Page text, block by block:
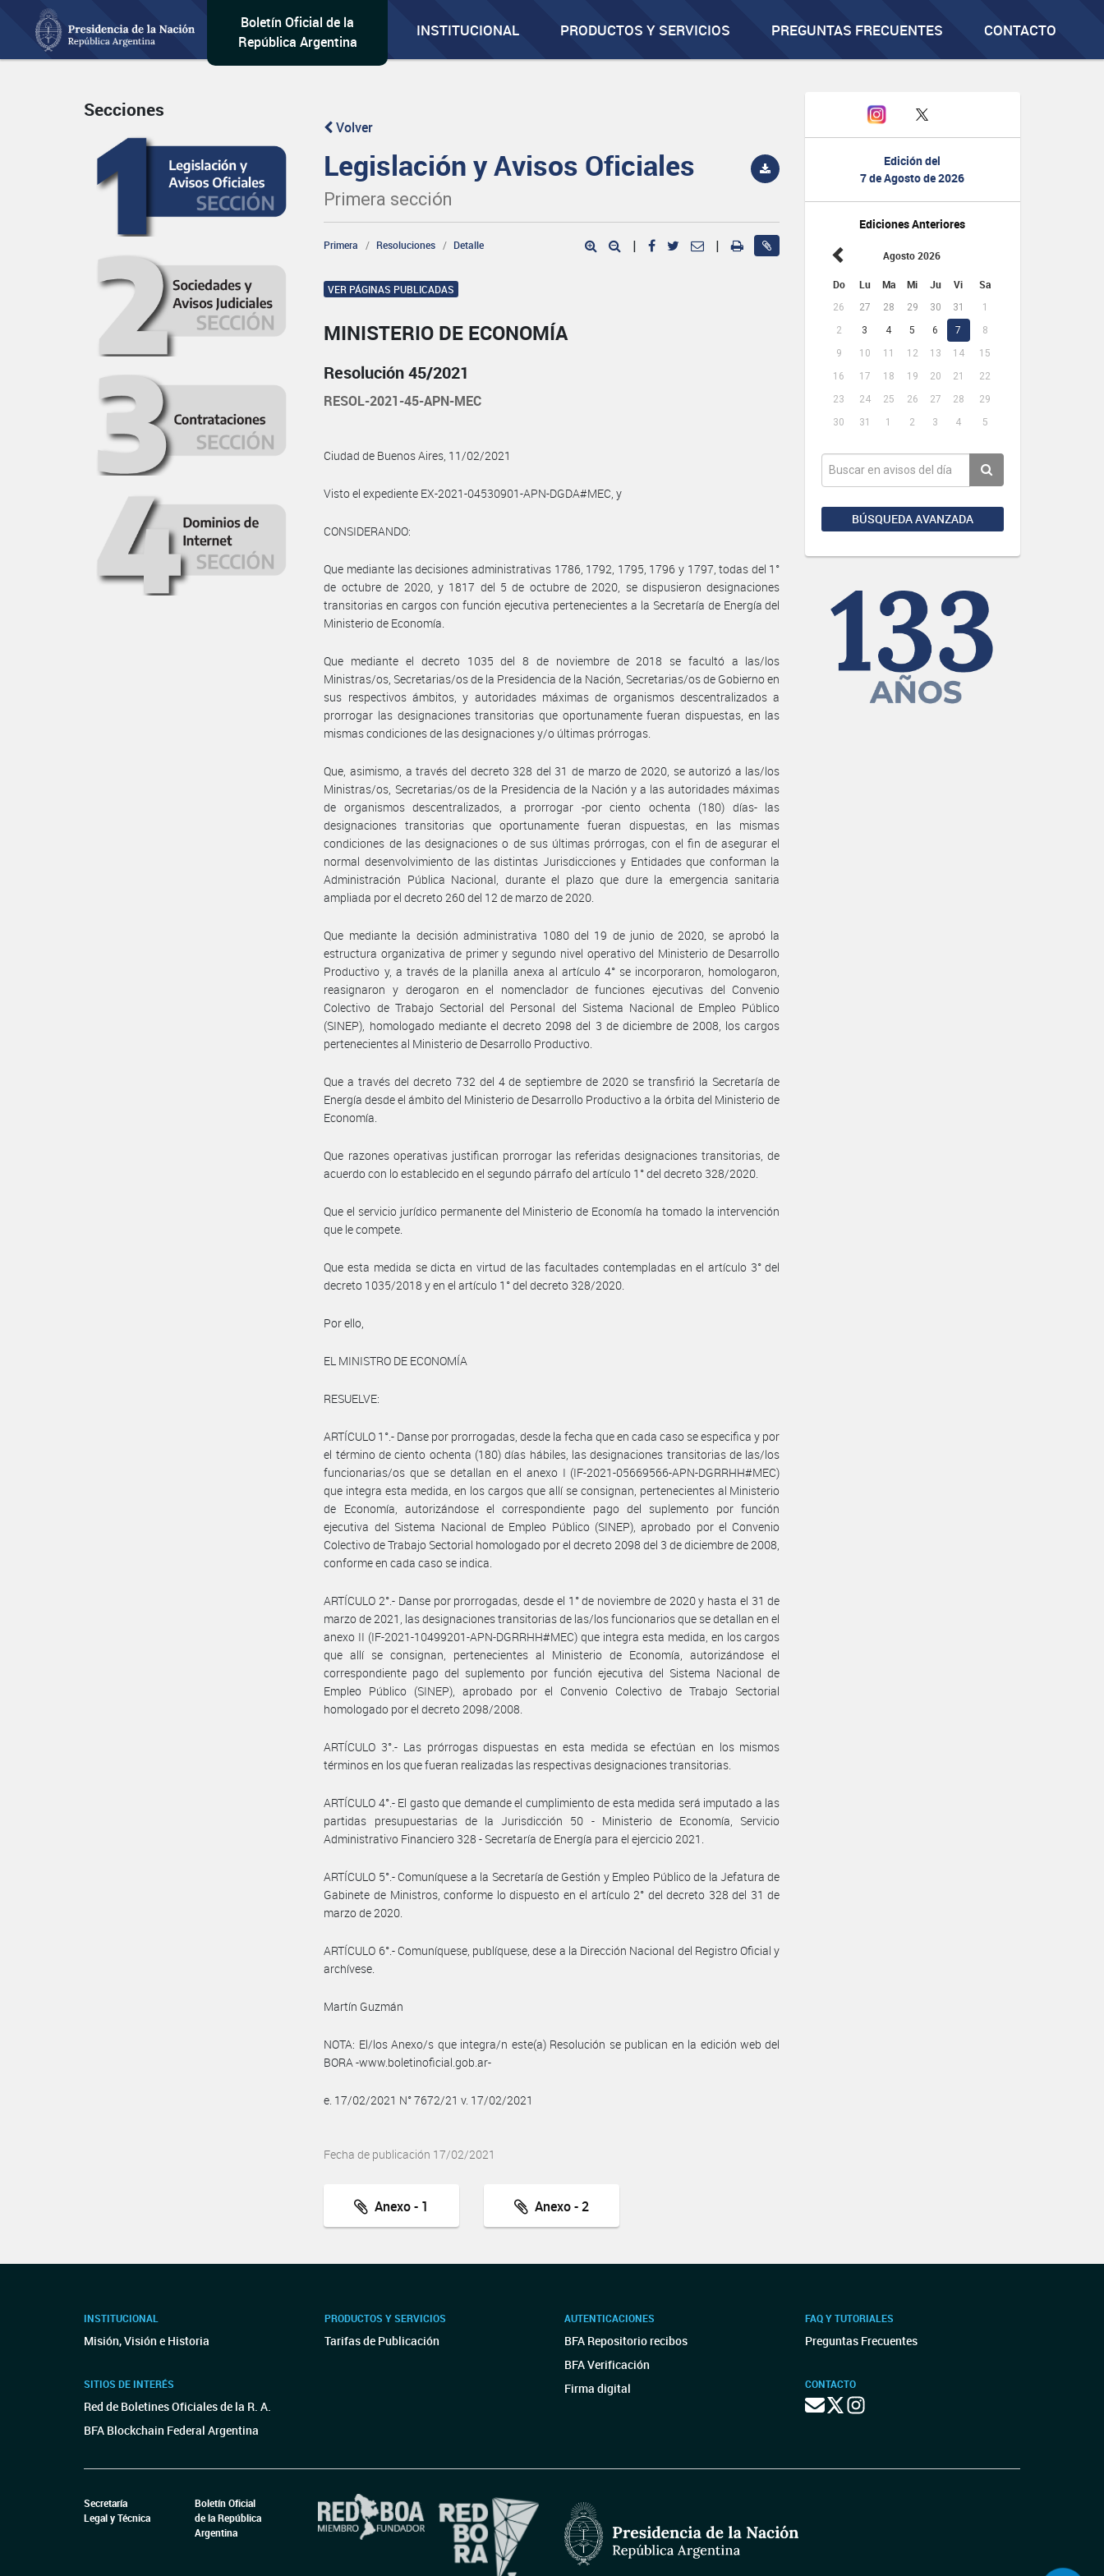
Boletín Oficial de la
República Argentina
INSTITUCIONAL PRODUCTOS Y SERVICIOS PREGUNTAS FRECUENTES CONTACTO
Edición del
7 de Agosto de 2026
Ediciones Anteriores
Agosto 2026
Do Lu Ma Mi Ju Vi Sa
26 27 28 29 30 31
1
2
3 4 5 6 7
8
9
10 11 12 13 14
15
16
17 18 19 20 21
22
23
24 25 26 27 28
29
30
31 1 2 3 4 5
BÚSQUEDA AVANZADA
Secciones
Volver
Legislación y Avisos Oficiales
Primera sección
Primera Resoluciones Detalle | |
VER PÁGINAS PUBLICADAS
MINISTERIO DE ECONOMÍA
Resolución 45/2021
RESOL-2021-45-APN-MEC
Ciudad de Buenos Aires, 11/02/2021
Visto el expediente EX-2021-04530901-APN-DGDA#MEC, y
CONSIDERANDO:
Que mediante las decisiones administrativas 1786, 1792, 1795, 1796 y 1797, todas del 1°
de octubre de 2020, y 1817 del 5 de octubre de 2020, se dispusieron designaciones
transitorias en cargos con función ejecutiva pertenecientes a la Secretaría de Energía del
Ministerio de Economía.
Que mediante el decreto 1035 del 8 de noviembre de 2018 se facultó a las/los
Ministras/os, Secretarias/os de la Presidencia de la Nación, Secretarias/os de Gobierno en
sus respectivos ámbitos, y autoridades máximas de organismos descentralizados a
prorrogar las designaciones transitorias que oportunamente fueran dispuestas, en las
mismas condiciones de las designaciones y/o últimas prórrogas.
Que, asimismo, a través del decreto 328 del 31 de marzo de 2020, se autorizó a las/los
Ministras/os, Secretarias/os de la Presidencia de la Nación y a las autoridades máximas
de organismos descentralizados, a prorrogar -por ciento ochenta (180) días- las
designaciones transitorias que oportunamente fueran dispuestas, en las mismas
condiciones de las designaciones o de sus últimas prórrogas, con el fin de asegurar el
normal desenvolvimiento de las distintas Jurisdicciones y Entidades que conforman la
Administración Pública Nacional, durante el plazo que dure la emergencia sanitaria
ampliada por el decreto 260 del 12 de marzo de 2020.
Que mediante la decisión administrativa 1080 del 19 de junio de 2020, se aprobó la
estructura organizativa de primer y segundo nivel operativo del Ministerio de Desarrollo
Productivo y, a través de la planilla anexa al artículo 4° se incorporaron, homologaron,
reasignaron y derogaron en el nomenclador de funciones ejecutivas del Convenio
Colectivo de Trabajo Sectorial del Personal del Sistema Nacional de Empleo Público
(SINEP), homologado mediante el decreto 2098 del 3 de diciembre de 2008, los cargos
pertenecientes al Ministerio de Desarrollo Productivo.
Que a través del decreto 732 del 4 de septiembre de 2020 se transfirió la Secretaría de
Energía desde el ámbito del Ministerio de Desarrollo Productivo a la órbita del Ministerio de
Economía.
Que razones operativas justifican prorrogar las referidas designaciones transitorias, de
acuerdo con lo establecido en el segundo párrafo del artículo 1° del decreto 328/2020.
Que el servicio jurídico permanente del Ministerio de Economía ha tomado la intervención
que le compete.
Que esta medida se dicta en virtud de las facultades contempladas en el artículo 3° del
decreto 1035/2018 y en el artículo 1° del decreto 328/2020.
Por ello,
EL MINISTRO DE ECONOMÍA
RESUELVE:
ARTÍCULO 1°.- Danse por prorrogadas, desde la fecha que en cada caso se especifica y por
el término de ciento ochenta (180) días hábiles, las designaciones transitorias de las/los
funcionarias/os que se detallan en el anexo I (IF-2021-05669566-APN-DGRRHH#MEC)
que integra esta medida, en los cargos que allí se consignan, pertenecientes al Ministerio
de Economía, autorizándose el correspondiente pago del suplemento por función
ejecutiva del Sistema Nacional de Empleo Público (SINEP), aprobado por el Convenio
Colectivo de Trabajo Sectorial homologado por el decreto 2098 del 3 de diciembre de 2008,
conforme en cada caso se indica.
ARTÍCULO 2°.- Danse por prorrogadas, desde el 1° de noviembre de 2020 y hasta el 31 de
marzo de 2021, las designaciones transitorias de las/los funcionarios que se detallan en el
anexo II (IF-2021-10499201-APN-DGRRHH#MEC) que integra esta medida, en los cargos
que allí se consignan, pertenecientes al Ministerio de Economía, autorizándose el
correspondiente pago del suplemento por función ejecutiva del Sistema Nacional de
Empleo Público (SINEP), aprobado por el Convenio Colectivo de Trabajo Sectorial
homologado por el decreto 2098/2008.
ARTÍCULO 3°.- Las prórrogas dispuestas en esta medida se efectúan en los mismos
términos en los que fueran realizadas las respectivas designaciones transitorias.
ARTÍCULO 4°.- El gasto que demande el cumplimiento de esta medida será imputado a las
partidas presupuestarias de la Jurisdicción 50 - Ministerio de Economía, Servicio
Administrativo Financiero 328 - Secretaría de Energía para el ejercicio 2021.
ARTÍCULO 5°.- Comuníquese a la Secretaría de Gestión y Empleo Público de la Jefatura de
Gabinete de Ministros, conforme lo dispuesto en el artículo 2° del decreto 328 del 31 de
marzo de 2020.
ARTÍCULO 6°.- Comuníquese, publíquese, dese a la Dirección Nacional del Registro Oficial y
archívese.
Martín Guzmán
NOTA: El/los Anexo/s que integra/n este(a) Resolución se publican en la edición web del
BORA -www.boletinoficial.gob.ar-
e. 17/02/2021 N° 7672/21 v. 17/02/2021
Fecha de publicación 17/02/2021
Anexo - 1 Anexo - 2
INSTITUCIONAL
Misión, Visión e Historia
SITIOS DE INTERÉS
Red de Boletines Oficiales de la R. A.
BFA Blockchain Federal Argentina
PRODUCTOS Y SERVICIOS
Tarifas de Publicación
AUTENTICACIONES
BFA Repositorio recibos
BFA Verificación
Firma digital
FAQ Y TUTORIALES
Preguntas Frecuentes
CONTACTO
Secretaría
Legal y Técnica
Boletín Oficial
de la República
Argentina